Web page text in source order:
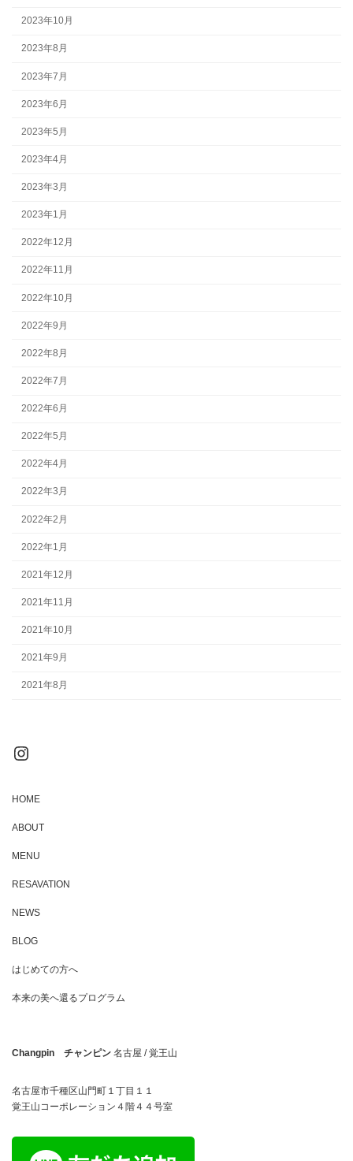
2023年10月
2023年8月
2023年7月
2023年6月
2023年5月
2023年4月
2023年3月
2023年1月
2022年12月
2022年11月
2022年10月
2022年9月
2022年8月
2022年7月
2022年6月
2022年5月
2022年4月
2022年3月
2022年2月
2022年1月
2021年12月
2021年11月
2021年10月
2021年9月
2021年8月
Instagram
HOME
ABOUT
MENU
RESAVATION
NEWS
BLOG
はじめての方へ
本来の美へ還るプログラム
Changpin チャンピン 名古屋 / 覚王山
名古屋市千種区山門町１丁目１１
覚王山コーポレーション４階４４号室